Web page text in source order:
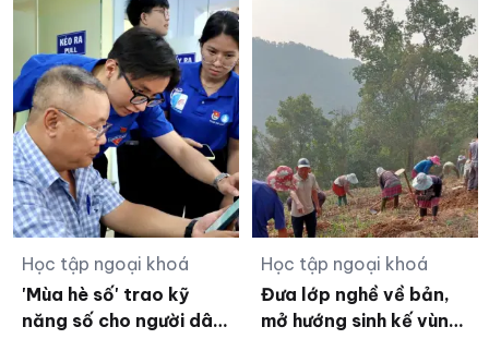
Học tập ngoại khoá
'Mùa hè số' trao kỹ
năng số cho người dân
Học tập ngoại khoá
Đưa lớp nghề về bản,
mở hướng sinh kế vùng